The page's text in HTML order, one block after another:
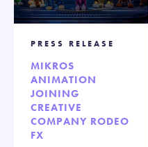
PRESS RELEASE
MIKROS
ANIMATION
JOINING
CREATIVE
COMPANY RODEO
FX